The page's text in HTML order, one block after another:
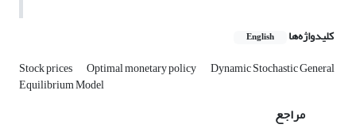
کلیدواژه‌ها English
Stock prices Optimal monetary policy Dynamic Stochastic General
Equilibrium Model
مراجع